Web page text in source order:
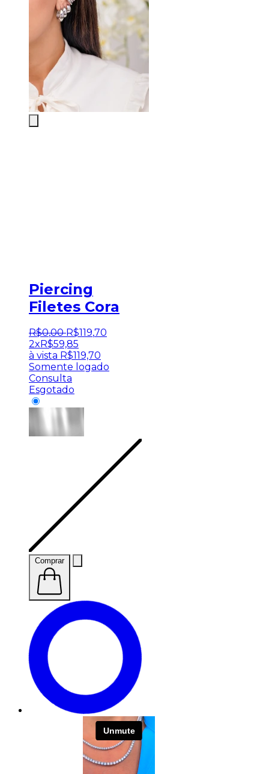
Piercing
Filetes Cora
R$0,00 R$119,70
2x R$59,85
à vista R$119,70
Somente logado
Consulta
Esgotado
Comprar